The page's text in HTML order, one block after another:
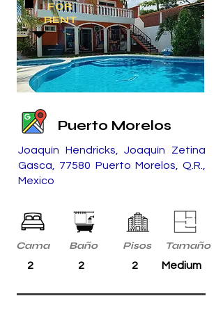
FOR
RENT
Puerto Morelos
Joaquín Hendricks, Joaquín Zetina
Gasca, 77580 Puerto Morelos, Q.R.,
Mexico
Cama Baño Pisos Tamaño
2 2 2 Medium